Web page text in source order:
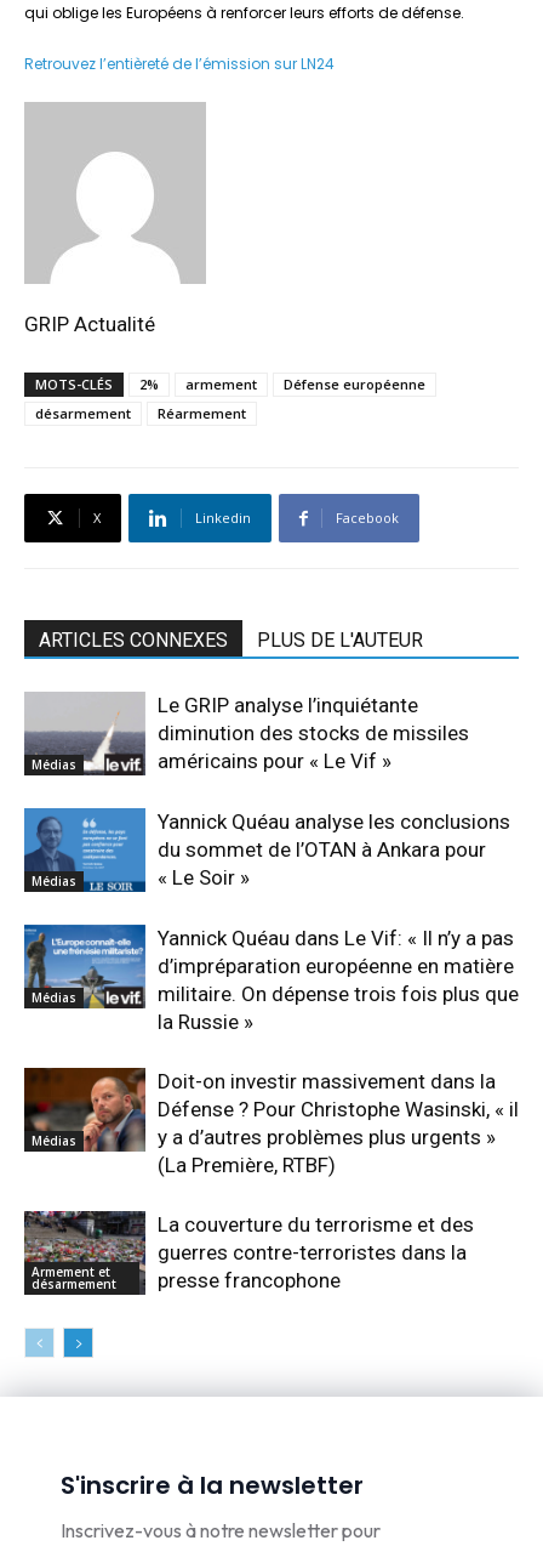
qui oblige les Européens à renforcer leurs efforts de défense.
Retrouvez l’entièreté de l’émission sur LN24
GRIP Actualité
MOTS-CLÉS 2% armement
Défense européenne
désarmement
Réarmement
X Linkedin Facebook
ARTICLES CONNEXES PLUS DE L'AUTEUR
Médias
Le GRIP analyse l’inquiétante
diminution des stocks de missiles
américains pour « Le Vif »
Médias
Yannick Quéau analyse les conclusions
du sommet de l’OTAN à Ankara pour
« Le Soir »
Médias
Yannick Quéau dans Le Vif: « Il n’y a pas
d’impréparation européenne en matière
militaire. On dépense trois fois plus que
la Russie »
Médias
Doit-on investir massivement dans la
Défense ? Pour Christophe Wasinski, « il
y a d’autres problèmes plus urgents »
(La Première, RTBF)
Armement et
désarmement
La couverture du terrorisme et des
guerres contre-terroristes dans la
presse francophone
S'inscrire à la newsletter
Inscrivez-vous à notre newsletter pour